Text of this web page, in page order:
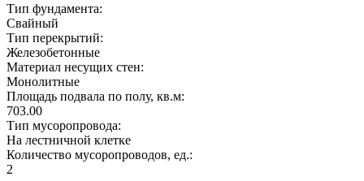
Тип фундамента:
Свайный
Тип перекрытий:
Железобетонные
Материал несущих стен:
Монолитные
Площадь подвала по полу, кв.м:
703.00
Тип мусоропровода:
На лестничной клетке
Количество мусоропроводов, ед.:
2